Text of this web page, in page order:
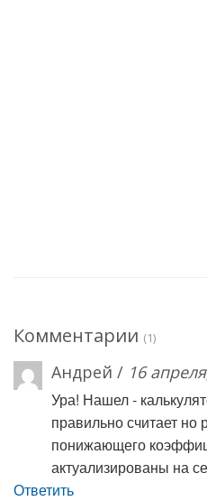
Комментарии (1)
Андрей / 16
Ура! Нашел -
правильно считает
понижающего
актуализированы на
Ответить